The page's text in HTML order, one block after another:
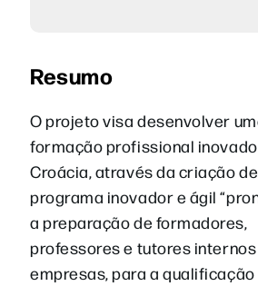
Resumo
O projeto visa desenvolver
formação profissional
Croácia, através da criação
programa inovador e ágil
a preparação de formadores,
professores e tutores
empresas, para a qualificação